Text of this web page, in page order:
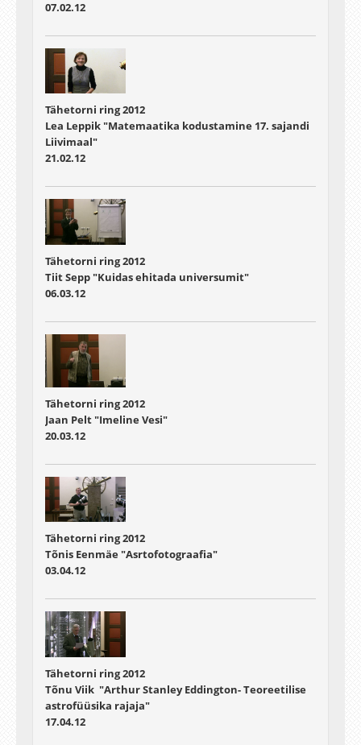
07.02.12
Tähetorni ring 2012
Lea Leppik "Matemaatika kodustamine 17. sajandi
Liivimaal"
21.02.12
Tähetorni ring 2012
Tiit Sepp "Kuidas ehitada universumit"
06.03.12
Tähetorni ring 2012
Jaan Pelt "Imeline Vesi"
20.03.12
Tähetorni ring 2012
Tõnis Eenmäe "Asrtofotograafia"
03.04.12
Tähetorni ring 2012
Tõnu Viik "Arthur Stanley Eddington- Teoreetilise
astrofüüsika rajaja"
17.04.12